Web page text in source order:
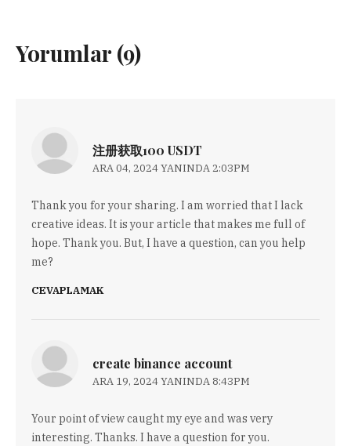
Yorumlar (9)
注册获取100 USDT
ARA 04, 2024 YANINDA 2:03PM
Thank you for your sharing. I am worried that I lack
creative ideas. It is your article that makes me full of
hope. Thank you. But, I have a question, can you help
me?
CEVAPLAMAK
create binance account
ARA 19, 2024 YANINDA 8:43PM
Your point of view caught my eye and was very
interesting. Thanks. I have a question for you.